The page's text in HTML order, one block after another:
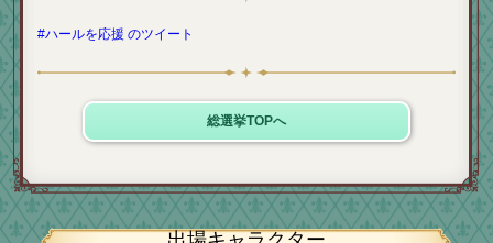
#ハールを応援 のツイート
総選挙TOPへ